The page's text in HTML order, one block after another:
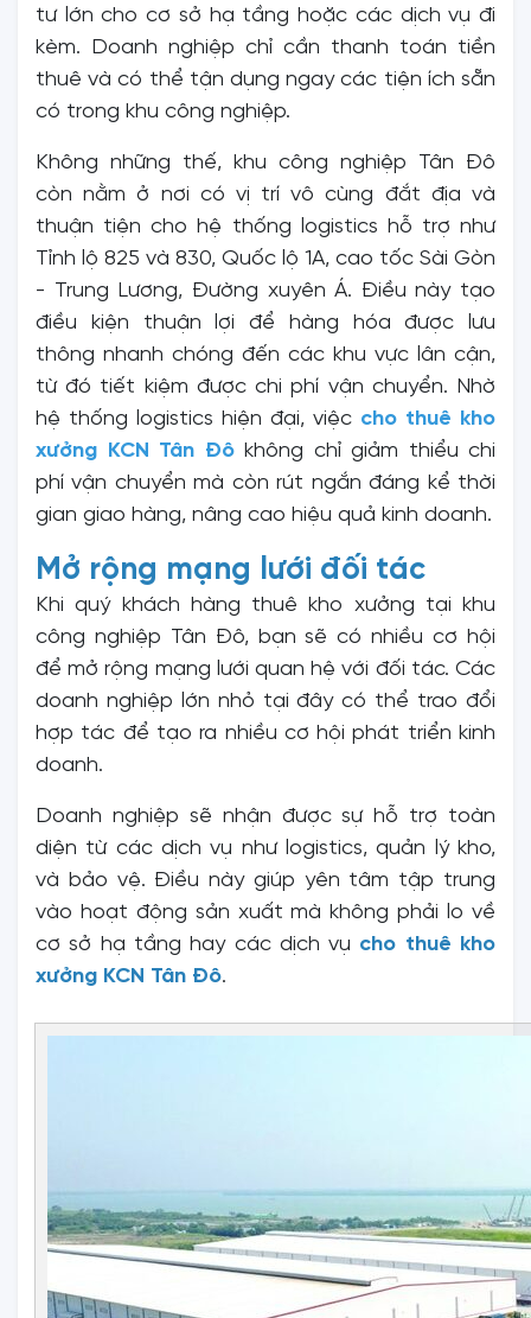
tư lớn cho cơ sở hạ tầng hoặc các dịch vụ đi
kèm. Doanh nghiệp chỉ cần thanh toán tiền
thuê và có thể tận dụng ngay các tiện ích sẵn
có trong khu công nghiệp.
Không những thế, khu công nghiệp Tân Đô
còn nằm ở nơi có vị trí vô cùng đắt địa và
thuận tiện cho hệ thống logistics hỗ trợ như
Tỉnh lộ 825 và 830, Quốc lộ 1A, cao tốc Sài Gòn
- Trung Lương, Đường xuyên Á. Điều này tạo
điều kiện thuận lợi để hàng hóa được lưu
thông nhanh chóng đến các khu vực lân cận,
từ đó tiết kiệm được chi phí vận chuyển. Nhờ
hệ thống logistics hiện đại, việc cho thuê kho
xưởng KCN Tân Đôkhông chỉ giảm thiểu chi
phí vận chuyển mà còn rút ngắn đáng kể thời
gian giao hàng, nâng cao hiệu quả kinh doanh.
Mở rộng mạng lưới đối tác
Khi quý khách hàng thuê kho xưởng tại khu
công nghiệp Tân Đô, bạn sẽ có nhiều cơ hội
để mở rộng mạng lưới quan hệ với đối tác. Các
doanh nghiệp lớn nhỏ tại đây có thể trao đổi
hợp tác để tạo ra nhiều cơ hội phát triển kinh
doanh.
Doanh nghiệp sẽ nhận được sự hỗ trợ toàn
diện từ các dịch vụ như logistics, quản lý kho,
và bảo vệ. Điều này giúp yên tâm tập trung
vào hoạt động sản xuất mà không phải lo về
cơ sở hạ tầng hay các dịch vụ cho thuê kho
xưởng KCN Tân Đô.